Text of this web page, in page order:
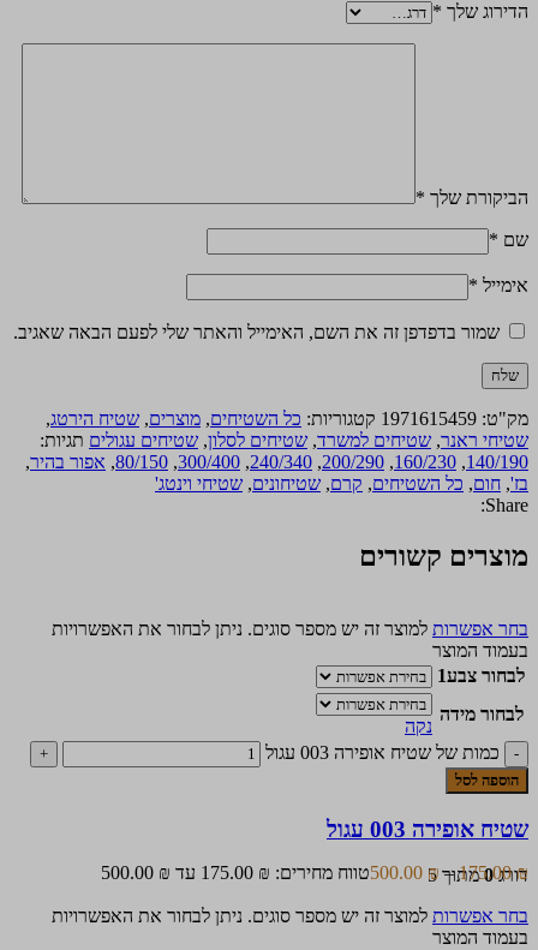
הדירוג שלך *
הביקורת שלך *
שם *
אימייל *
שמור בדפדפן זה את השם, האימייל והאתר שלי לפעם הבאה שאגיב.
מק"ט: 1971615459 קטגוריות: כל השטיחים, מוצרים, שטיח הירטג,
שטיחי ראנר, שטיחים למשרד, שטיחים לסלון, שטיחים עגולים תגיות:
140/190
,
160/230
,
200/290
,
240/340
,
300/400
,
80/150
, אפור בהיר,
בז', חום, כל השטיחים, קרם, שטיחונים, שטיחי וינטג'
Share:
מוצרים קשורים
בחר אפשרות למוצר זה יש מספר סוגים. ניתן לבחור את האפשרויות
בעמוד המוצר
לבחור צבע1
לבחור מידה
נקה
כמות של שטיח אופירה 003 עגול
הוספה לסל
שטיח אופירה 003 עגול
דורג0מתוך 5175.00₪
–
500.00 ₪ טווח מחירים: ⁦175.00 ₪⁩ עד ⁦500.00 ₪⁩
בחר אפשרות למוצר זה יש מספר סוגים. ניתן לבחור את האפשרויות
בעמוד המוצר